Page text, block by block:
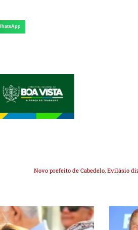
Novo prefeito de Cabedelo, Evilásio